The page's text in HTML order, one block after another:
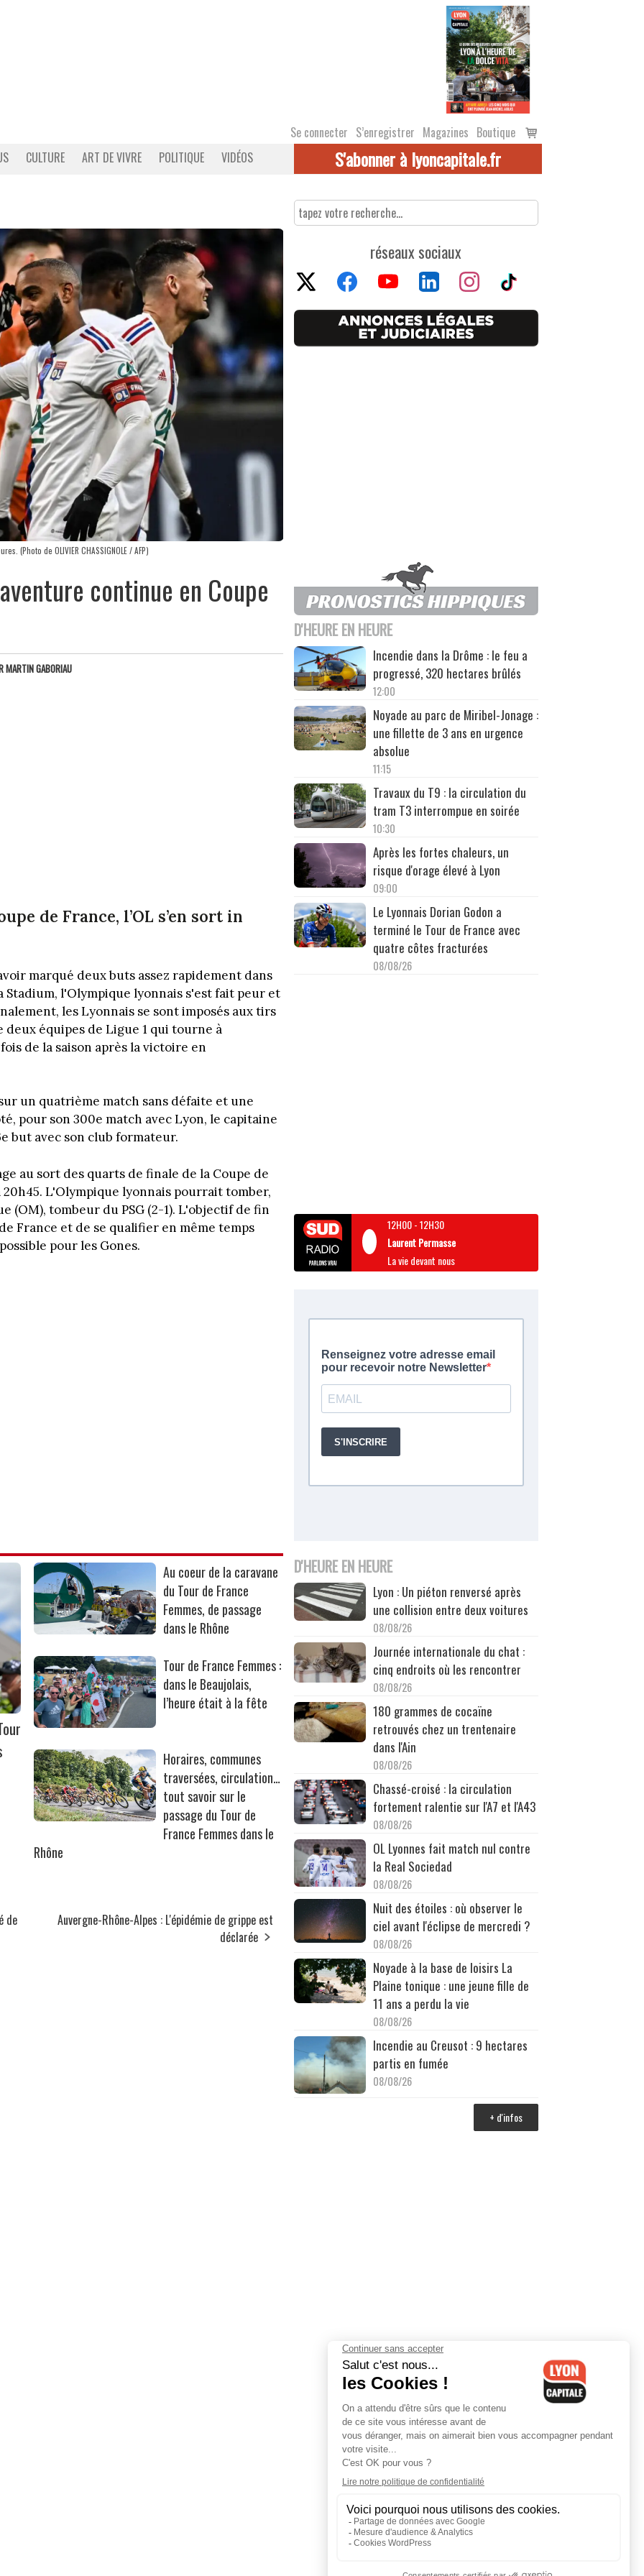
Se connecter S’enregistrer Magazines Boutique
Voir
le
CULTURE ART DE VIVRE POLITIQUE VIDÉOS S'abonner à lyoncapitale.fr
(Photo de OLIVIER CHASSIGNOLE / AFP)
continue en Coupe
MARTIN GABORIAU
de France, l’OL s’en sort in
marqué deux buts assez rapidement dans
l'Olympique lyonnais s'est fait peur et
les Lyonnais se sont imposés aux tirs
équipes de Ligue 1 qui tourne à
de la saison après la victoire en
un quatrième match sans défaite et une
pour son 300e match avec Lyon, le capitaine
but avec son club formateur.
au sort des quarts de finale de la Coupe de
L'Olympique lyonnais pourrait tomber,
tombeur du PSG (2-1). L'objectif de fin
France et de se qualifier en même temps
pour les Gones.
Au coeur de la caravane
du Tour de France
Femmes, de passage
dans le Rhône
Tour de France Femmes :
dans le Beaujolais,
l’heure était à la fête
Horaires, communes
traversées, circulation…
tout savoir sur le
passage du Tour de
France Femmes dans le
Rhône
de
Auvergne-Rhône-Alpes : L'épidémie de grippe est
déclarée
réseaux sociaux
D'HEURE EN HEURE
Incendie dans la Drôme : le feu a
progressé, 320 hectares brûlés
12:00
Noyade au parc de Miribel-Jonage :
une fillette de 3 ans en urgence
absolue
11:15
Travaux du T9 : la circulation du
tram T3 interrompue en soirée
10:30
Après les fortes chaleurs, un
risque d'orage élevé à Lyon
09:00
Le Lyonnais Dorian Godon a
terminé le Tour de France avec
quatre côtes fracturées
08/08/26
12H00-12H30
Laurent Permasse
La vie devant nous
D'HEURE EN HEURE
Lyon : Un piéton renversé après
une collision entre deux voitures
08/08/26
Journée internationale du chat :
cinq endroits où les rencontrer
08/08/26
180 grammes de cocaïne
retrouvés chez un trentenaire
dans l'Ain
08/08/26
Chassé-croisé : la circulation
fortement ralentie sur l'A7 et l'A43
08/08/26
OL Lyonnes fait match nul contre
la Real Sociedad
08/08/26
Nuit des étoiles : où observer le
ciel avant l'éclipse de mercredi ?
08/08/26
Noyade à la base de loisirs La
Plaine tonique : une jeune fille de
11 ans a perdu la vie
08/08/26
Incendie au Creusot : 9 hectares
partis en fumée
08/08/26
+ d'infos